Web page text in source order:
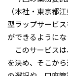
（本社・東京都
型ラップサービ
ができるようにな
このサービスは
を決め、そこか